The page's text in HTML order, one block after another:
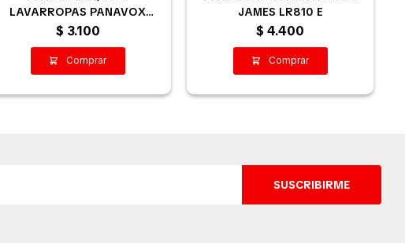
LAVARROPAS PANAVOX
CYAN
$ 3.100
JAMES LR810 E
$ 4.400
SUSCRIBIRME